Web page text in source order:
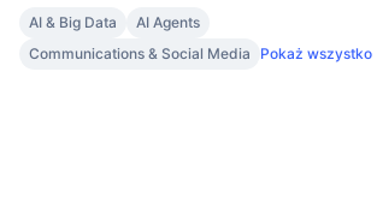
AI & Big Data
AI Agents
Communications & Social Media
Pokaż wszystko